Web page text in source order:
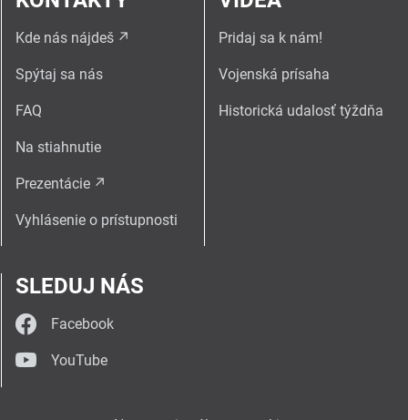
Kde nás nájdeš
Spýtaj sa nás
FAQ
Na stiahnutie
Prezentácie
Vyhlásenie o prístupnosti
Pridaj sa k nám!
Vojenská prísaha
Historická udalosť týždňa
SLEDUJ NÁS
Facebook
YouTube